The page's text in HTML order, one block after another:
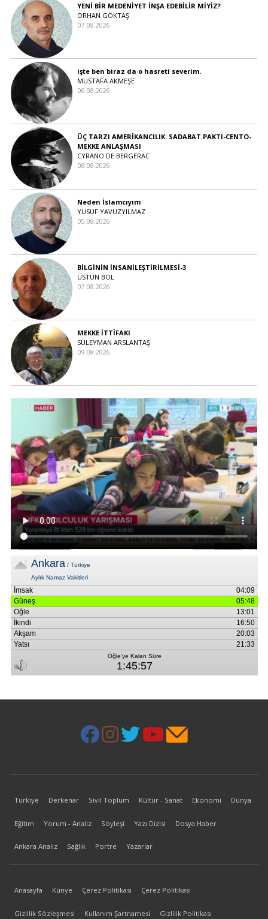
YENİ BİR MEDENİYET İNŞA EDEBİLİR MİYİZ?
ORHAN GÖKTAŞ
07.08.2026
işte ben biraz da o hasreti severim.
MUSTAFA AKMEŞE
06.08.2026
ÜÇ TARZI AMERİKANCILIK: SADABAT PAKTI-CENTO-
MEKKE ANLAŞMASI
CYRANO DE BERGERAC
08.08.2026
Neden İslamcıyım
YUSUF YAVUZYILMAZ
05.08.2026
BİLGİNİN İNSANİLEŞTİRİLMESİ-3
ÜSTÜN BOL
07.08.2026
MEKKE İTTİFAKI
SÜLEYMAN ARSLANTAŞ
09.08.2026
Türkiye Derkenar Sivil Toplum Kültür - Sanat Ekonomi Dünya
Eğitim Yorum - Analiz Söyleşi Yazı Dizisi Dosya Haber
Ankara Analiz Sağlık Portre Yazarlar
Anasayfa Künye Çerez Politikası Çerez Politikası
Gizlilik Sözleşmesi Kullanım Şartnamesi Gizlilik Politikası